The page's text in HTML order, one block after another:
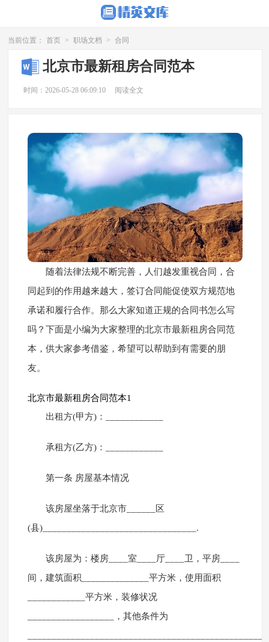
当前位置： 首页 > 职场文档 > 合同
北京市最新租房合同范本
时间：2026-05-28 06:09:10 阅读全文
随着法律法规不断完善，人们越发重视合同，合
同起到的作用越来越大，签订合同能促使双方规范地
承诺和履行合作。那么大家知道正规的合同书怎么写
吗？下面是小编为大家整理的北京市最新租房合同范
本，供大家参考借鉴，希望可以帮助到有需要的朋
友。
北京市最新租房合同范本1
出租方(甲方)：____________
承租方(乙方)：____________
第一条 房屋基本情况
该房屋坐落于北京市______区
(县)________________________________.
该房屋为：楼房____室____厅____卫，平房____
间，建筑面积______________平方米，使用面积
____________平方米，装修状况
__________________，其他条件为